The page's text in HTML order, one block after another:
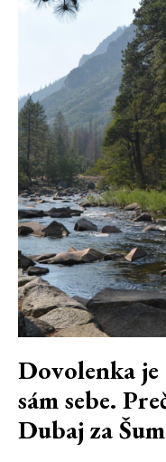
Dovolenka
sám sebe.
Dubaj za